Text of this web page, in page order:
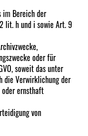
im Bereich der
lit. h und i sowie Art. 9
oder für
soweit das unter
die Verwirklichung der
ernsthaft
von